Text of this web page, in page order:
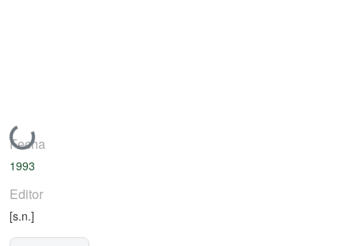
Cargando...
Fecha
1993
Editor
[s.n.]